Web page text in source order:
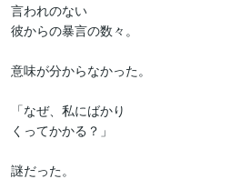
言われのない
彼からの暴言の数々。
意味が分からなかった。
「なぜ、私にばかり
くってかかる？」
謎だった。